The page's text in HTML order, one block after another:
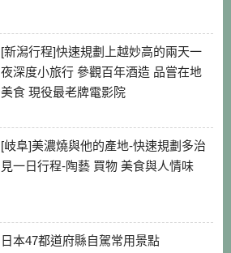
[新潟行程]快速規劃上越妙高的兩天一
夜深度小旅行 參觀百年酒造 品嘗在地
美食 現役最老牌電影院
[岐阜]美濃燒與他的產地-快速規劃多治
見一日行程-陶藝 買物 美食與人情味
日本47都道府縣自駕常用景點